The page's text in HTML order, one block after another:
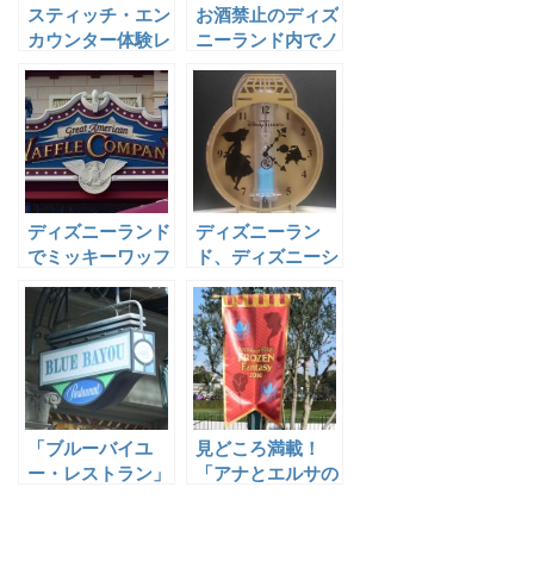
スティッチ・エン
カウンター体験レ
トークより面白い
お酒禁止のディズ
ニーランド内でノ
ルが飲める場所
は？
ディズニーランド
でミッキーワッフ
ストランの場所と
メニューは！？
ディズニーラン
ド、ディズニーシ
スメ？ケース別比
較
「ブルーバイユ
ー・レストラン」
見どころ満載！
「アナとエルサの